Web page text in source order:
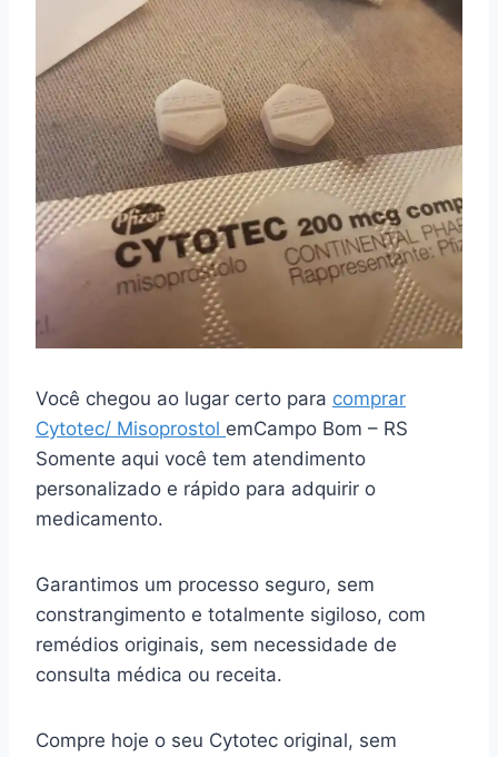
Você chegou ao lugar certo para comprar
Cytotec/ Misoprostol emCampo Bom – RS
Somente aqui você tem atendimento
personalizado e rápido para adquirir o
medicamento.
Garantimos um processo seguro, sem
constrangimento e totalmente sigiloso, com
remédios originais, sem necessidade de
consulta médica ou receita.
Compre hoje o seu Cytotec original, sem